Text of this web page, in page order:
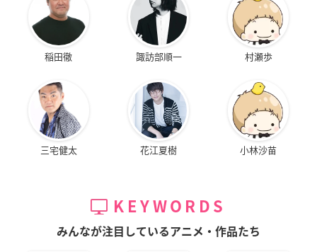
稲田徹 諏訪部順一 村瀬歩
三宅健太 花江夏樹 小林沙苗
KEYWORDS
みんなが注目しているアニメ・作品たち